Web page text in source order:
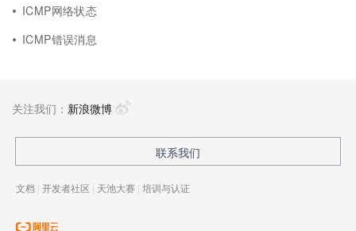
ICMP网络状态
ICMP错误消息
关注我们： 新浪微博
联系我们
文档 | 开发者社区 | 天池大赛 | 培训与认证